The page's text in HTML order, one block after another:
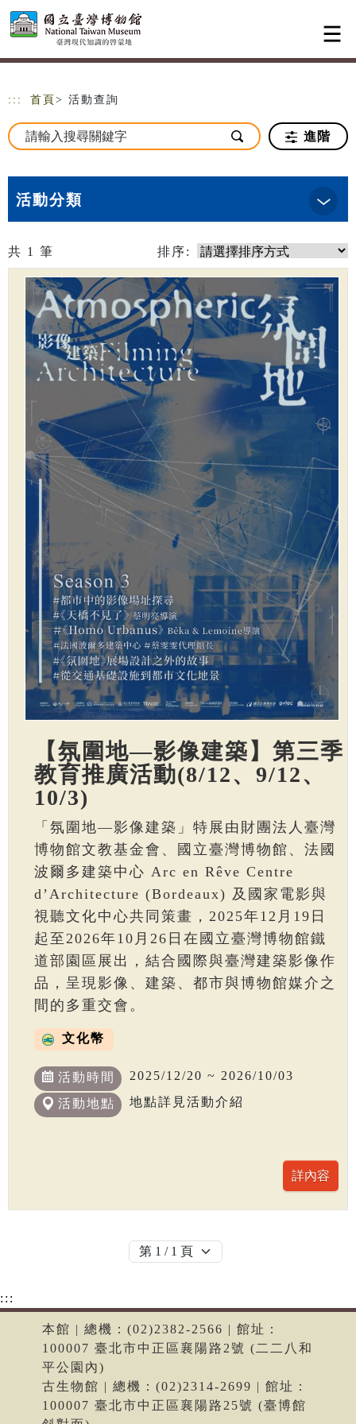
跳到主要內容
網站導覽
::: 首頁 > 活動查詢
進階
活動分類
共 1 筆 排序:
【氛圍地—影像建築】第三季
教育推廣活動(8/12、9/12、
10/3)
「氛圍地—影像建築」特展由財團法人臺灣
博物館文教基金會、國立臺灣博物館、法國
波爾多建築中心 Arc en Rêve Centre
d’Architecture (Bordeaux) 及國家電影與
視聽文化中心共同策畫，2025年12月19日
起至2026年10月26日在國立臺灣博物館鐵
道部園區展出，結合國際與臺灣建築影像作
品，呈現影像、建築、都市與博物館媒介之
間的多重交會。
文化幣
活動時間 2025/12/20 ~ 2026/10/03
活動地點 地點詳見活動介紹
:::
本館 | 總機：(02)2382-2566 | 館址：
100007 臺北市中正區襄陽路2號 (二二八和
平公園內)
古生物館 | 總機：(02)2314-2699 | 館址：
100007 臺北市中正區襄陽路25號 (臺博館